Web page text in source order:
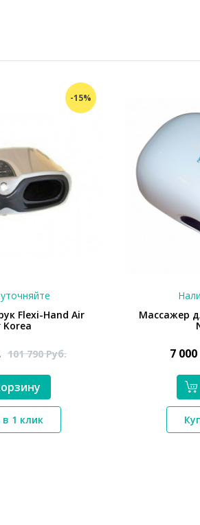
-15%
*}
Flexi-Hand Air
Korea
101 790Руб.
1 клик
Массажер
7 000